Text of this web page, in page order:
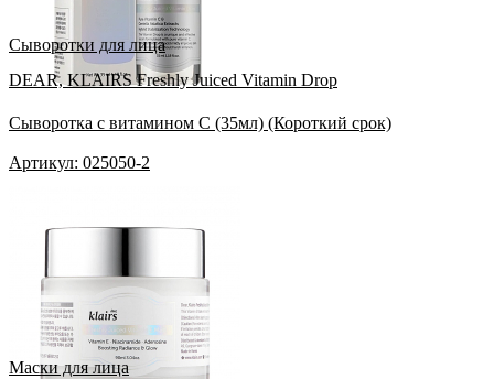
Сыворотки для лица
DEAR, KLAIRS Freshly Juiced Vitamin Drop
Сыворотка с витамином С (35мл) (Короткий срок)
Артикул: 025050-2
Маски для лица